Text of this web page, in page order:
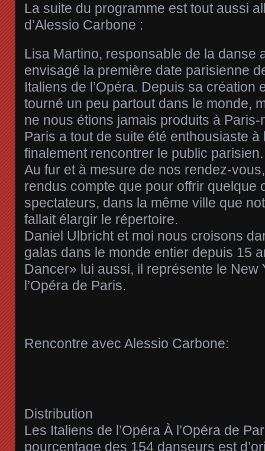
La suite du programme est tout aussi
d’Alessio Carbone :
Lisa Martino, responsable de la danse
envisagé la première date parisienne
Italiens de l’Opéra. Depuis sa création
tourné un peu partout dans le monde,
ne nous étions jamais produits à
Paris a tout de suite été enthousiaste à
finalement rencontrer le public parisien.
Au fur et à mesure de nos rendez-
rendus compte que pour offrir quelque
spectateurs, dans la même ville que
fallait élargir le répertoire.
Daniel Ulbricht et moi nous croisons
galas dans le monde entier depuis 15
Dancer» lui aussi, il représente le New
l’Opéra de Paris.
Rencontre avec Alessio Carbone:
Distribution
Les Italiens de l’Opéra À l’Opéra de
pourcentage des 154 danseurs est